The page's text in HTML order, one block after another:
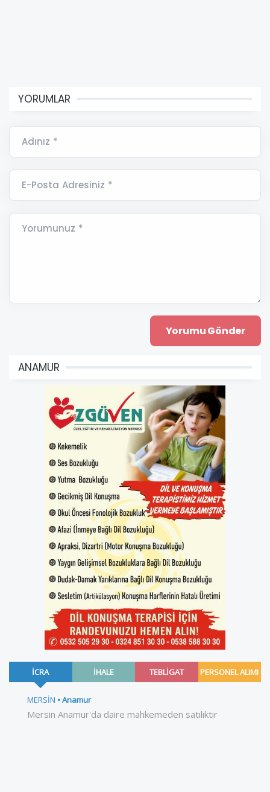
YORUMLAR
Adınız *
E-Posta Adresiniz *
Yorumunuz *
ANAMUR